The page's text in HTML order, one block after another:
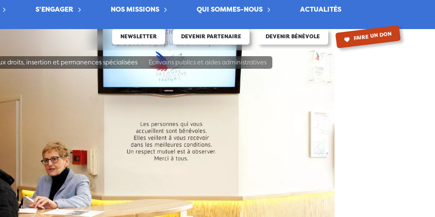
S'ENGAGER NOS MISSIONS QUI SOMMES-NOUS ACTUALITÉS
NEWSLETTER DEVENIR PARTENAIRE DEVENIR BÉNÉVOLE FAIRE UN DON
droits, insertion et permanences spécialisées Écrivains publics et aides administratives